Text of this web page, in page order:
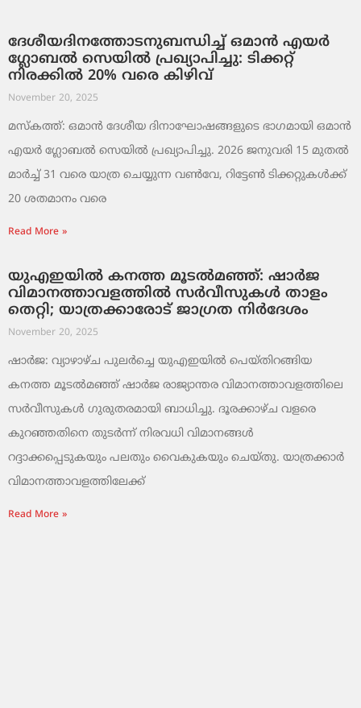
ദേശീയദിനത്തോടനുബന്ധിച്ച് ഒമാൻ എയർ
ഗ്ലോബൽ സെയിൽ പ്രഖ്യാപിച്ചു: ടിക്കറ്റ്
നിരക്കിൽ 20% വരെ കിഴിവ്
November 20, 2025
മസ്‌കത്ത്: ഒമാൻ ദേശീയ ദിനാഘോഷങ്ങളുടെ ഭാഗമായി ഒമാൻ
എയർ ഗ്ലോബൽ സെയിൽ പ്രഖ്യാപിച്ചു. 2026 ജനുവരി 15 മുതൽ
മാർച്ച് 31 വരെ യാത്ര ചെയ്യുന്ന വൺവേ, റിട്ടേൺ ടിക്കറ്റുകൾക്ക്
20 ശതമാനം വരെ
Read More »
യുഎഇയിൽ കനത്ത മൂടൽമഞ്ഞ്: ഷാർജ
വിമാനത്താവളത്തിൽ സർവീസുകൾ താളം
തെറ്റി; യാത്രക്കാരോട് ജാഗ്രത നിർദേശം
November 20, 2025
ഷാർജ: വ്യാഴാഴ്ച പുലർച്ചെ യുഎഇയിൽ പെയ്തിറങ്ങിയ
കനത്ത മൂടൽമഞ്ഞ് ഷാർജ രാജ്യാന്തര വിമാനത്താവളത്തിലെ
സർവീസുകൾ ഗുരുതരമായി ബാധിച്ചു. ദൂരക്കാഴ്ച വളരെ
കുറഞ്ഞതിനെ തുടർന്ന് നിരവധി വിമാനങ്ങൾ
റദ്ദാക്കപ്പെടുകയും പലതും വൈകുകയും ചെയ്തു. യാത്രക്കാർ
വിമാനത്താവളത്തിലേക്ക്
Read More »